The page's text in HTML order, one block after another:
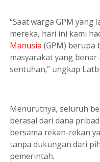
“Saat warga GPM yang
mereka, hari ini kami
Manusia (GPM) berupa
masyarakat yang
sentuhan,” ungkap
Menurutnya, seluruh
berasal dari dana
bersama rekan-rekan
tanpa dukungan dari
pemerintah.